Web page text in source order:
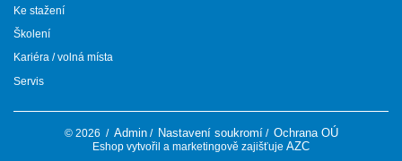
Ke stažení
Školení
Kariéra / volná místa
Servis
© 2026 / Admin/ Nastavení soukromí / Ochrana OÚ
Eshop vytvořil a marketingově zajišťuje AZC